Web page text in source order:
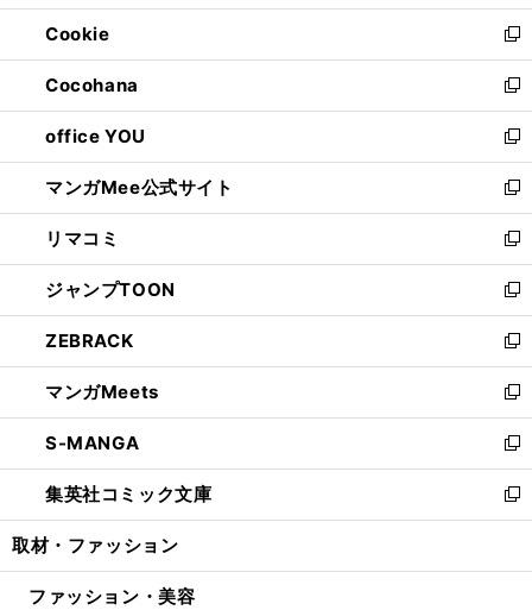
開
く
ウ
で
開
く
ン
ド
ウ
で
開
く
ウ
ィ
ン
ド
ウ
で
開
く
Cookie
新
し
い
ウ
ィ
ン
ド
ウ
で
開
く
Cocohana
新
し
い
ウ
ィ
ン
ド
ウ
で
開
く
office YOU
新
し
い
ウ
ィ
ン
ド
ウ
で
開
く
マンガMee公式サイト
新
し
い
ウ
ィ
ン
ド
ウ
で
開
く
リマコミ
新
し
い
ウ
ィ
ン
ド
ウ
で
開
く
ジャンプTOON
新
し
い
ウ
ィ
ン
ド
ウ
で
開
ZEBRACK
新
し
い
ウ
ィ
ン
ド
ウ
開
マンガMeets
新
し
い
ウ
ィ
ン
ウ
S-MANGA
新
し
い
ウ
ン
集英社コミック文庫
新
し
ウ
取材・ファッション
ファッション・美容